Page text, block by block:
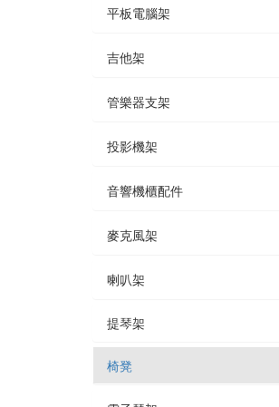
平板電腦架
吉他架
管樂器支架
投影機架
音響機櫃配件
麥克風架
喇叭架
提琴架
椅凳